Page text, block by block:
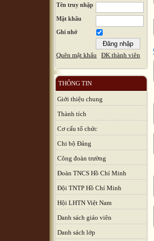
Tên truy nhập
Mật khẩu
Ghi nhớ
Quên mật khẩu ĐK thành viên
THÔNG TIN
Giới thiệu chung
Thành tích
Cơ cấu tổ chức
Chi bộ Đảng
Công đoàn trường
Đoàn TNCS Hồ Chí Minh
Đội TNTP Hồ Chí Minh
Hội LHTN Việt Nam
Danh sách giáo viên
Danh sách lớp